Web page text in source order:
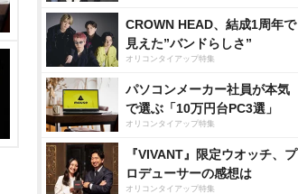
CROWN HEAD、結成1周年で
見えた”バンドらしさ”
オリコンタイアップ特集
パソコンメーカー社員が本気
で選ぶ「10万円台PC3選」
オリコンタイアップ特集
『VIVANT』限定ウオッチ、プ
ロデューサーの感想は
オリコンタイアップ特集